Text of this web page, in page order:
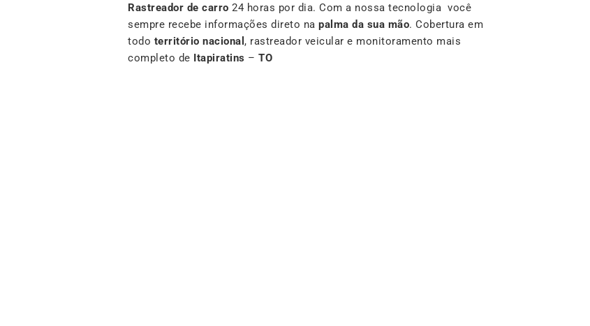
Rastreador de carro 24 horas por dia. Com a nossa tecnologia você
sempre recebe informações direto na palma da sua mão. Cobertura em
todo território nacional , rastreador veicular e monitoramento mais
completo de Itapiratins – TO